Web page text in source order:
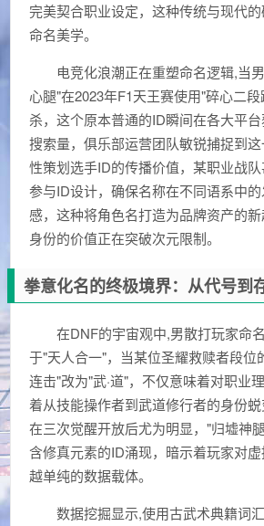
完美契合职业设定，这种传统与现代
命名美学。
电竞化浪潮正在重塑命名逻辑,当
心腿"在2023年F1天王赛使用"碎心二
杀，这个原本普通的ID瞬间在各大平
搜索量，俱乐部运营团队敏锐捕捉到
性策划选手ID的传播价值，某职业战
参与ID设计，确保名称在不同语系中
感，这种将角色名打造为品牌资产的
身份的价值正在突破次元限制。
拳意化名的终极境界：从代号到
在DNF的宇宙观中,男散打玩家命
于"天人合一"，当某位圣耀救赎者段位
连击"改为"武·道"，不仅意味着对职业
着从技能操作者到武道修行者的身份
在三次觉醒开放后尤为明显，"归墟神
含修真元素的ID涌现，暗示着玩家对
越单纯的数据载体。
数据挖掘显示,使用古武术典籍词